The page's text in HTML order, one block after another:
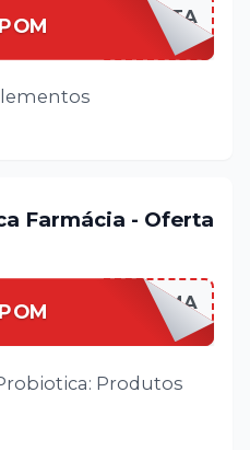
PROBIOVITA
Farmácia - Oferta
PROBIOFARMA
Produtos